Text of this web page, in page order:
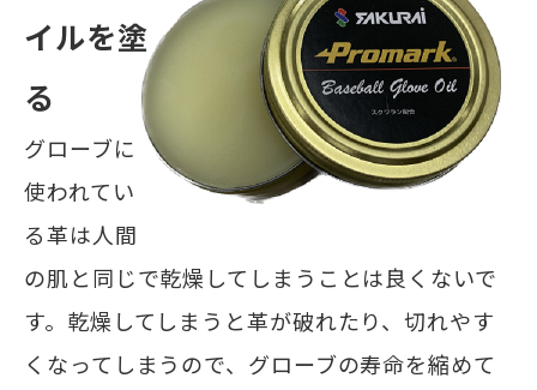
イルを塗
る
グローブに
使われてい
る革は人間
の肌と同じで乾燥してしまうことは良くないで
す。乾燥してしまうと革が破れたり、切れやす
くなってしまうので、グローブの寿命を縮めて